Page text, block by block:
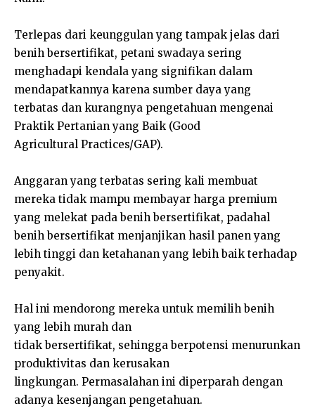
Terlepas dari keunggulan yang tampak jelas dari
benih bersertifikat, petani swadaya sering
menghadapi kendala yang signifikan dalam
mendapatkannya karena sumber daya yang
terbatas dan kurangnya pengetahuan mengenai
Praktik Pertanian yang Baik (Good
Agricultural Practices/GAP).
Anggaran yang terbatas sering kali membuat
mereka tidak mampu membayar harga premium
yang melekat pada benih bersertifikat, padahal
benih bersertifikat menjanjikan hasil panen yang
lebih tinggi dan ketahanan yang lebih baik terhadap
penyakit.
Hal ini mendorong mereka untuk memilih benih
yang lebih murah dan
tidak bersertifikat, sehingga berpotensi menurunkan
produktivitas dan kerusakan
lingkungan. Permasalahan ini diperparah dengan
adanya kesenjangan pengetahuan.